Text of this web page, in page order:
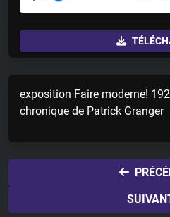
P
l
exposition Faire moderne!
chronique de Patrick Granger